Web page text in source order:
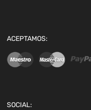
ACEPTAMOS:
SOCIAL: